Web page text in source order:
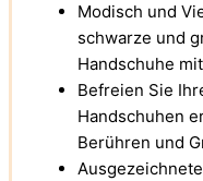
Modisch und
schwarze und
Handschuhe
Befreien Sie
Handschuhen
Berühren und